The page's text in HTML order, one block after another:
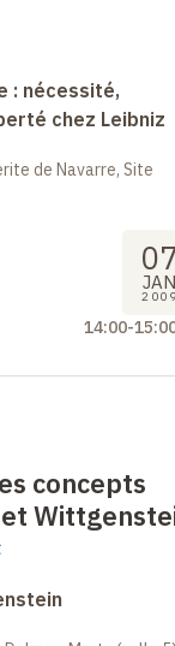
: nécessité,
chez Leibniz
de Navarre, Site
07
JAN
2009
14:00-
concepts